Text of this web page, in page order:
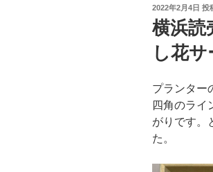
投
稿
日:
2022年2月4日 投
横浜読
し花
プランター
四角のライ
がりです。
た。